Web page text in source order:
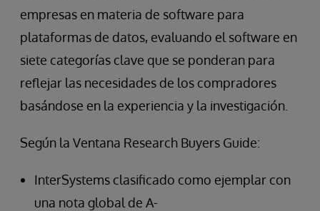
empresas en materia de software para
plataformas de datos, evaluando el software en
siete categorías clave que se ponderan para
reflejar las necesidades de los compradores
basándose en la experiencia y la investigación.
Según la Ventana Research Buyers Guide:
InterSystems clasificado como ejemplar con
una nota global de A-